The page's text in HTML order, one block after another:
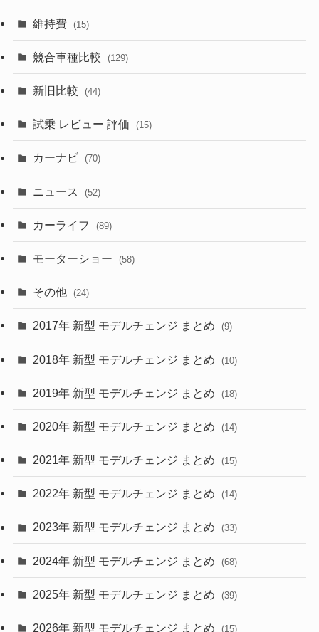
(357)
(328)
(253)
(85)
(84)
(50)
(43)
(6)
(9)
(30)
(27)
(58)
(28)
(27)
(26)
(10)
(35)
(10)
(9)
(22)
(4)
(9)
(4)
(3)
(3) (5)
(7)
維持費 (15)
競合車種比較 (129)
新旧比較 (44)
試乗 レビュー 評価 (15)
カーナビ (70)
ニュース (52)
カーライフ (89)
モーターショー (58)
その他 (24)
2017年 新型 モデルチェンジ まとめ (9)
2018年 新型 モデルチェンジ まとめ (10)
2019年 新型 モデルチェンジ まとめ (18)
2020年 新型 モデルチェンジ まとめ (14)
2021年 新型 モデルチェンジ まとめ (15)
2022年 新型 モデルチェンジ まとめ (14)
2023年 新型 モデルチェンジ まとめ (33)
2024年 新型 モデルチェンジ まとめ (68)
2025年 新型 モデルチェンジ まとめ (39)
2026年 新型 モデルチェンジ まとめ (15)